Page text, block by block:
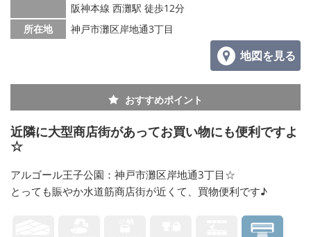
阪神本線 西灘駅 徒歩12分
所在地
神戸市灘区岸地通3丁目
地図を見る
おすすめポイント
近隣に大型商店街があってお買い物にも便利ですよ
☆
アルゴール王子公園：神戸市灘区岸地通3丁目☆
とっても賑やか水道筋商店街が近くて、買物便利です♪